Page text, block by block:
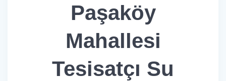
Paşaköy
Mahallesi
Tesisatçı Su